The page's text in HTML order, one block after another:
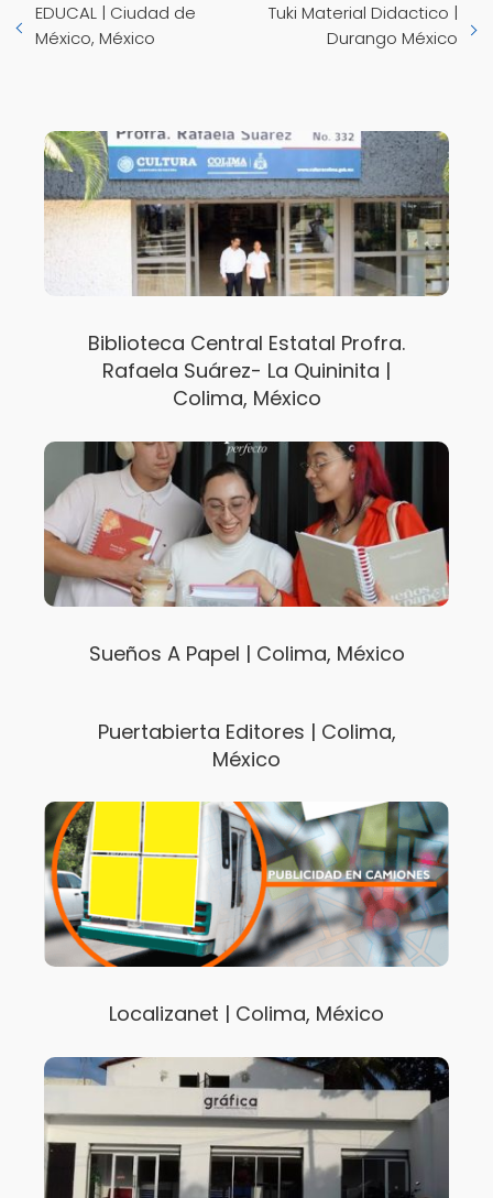
EDUCAL | Ciudad de
México, México
Tuki Material Didactico |
Durango México
Biblioteca Central Estatal Profra.
Rafaela Suárez- La Quininita |
Colima, México
Sueños A Papel | Colima, México
Puertabierta Editores | Colima,
México
Localizanet | Colima, México